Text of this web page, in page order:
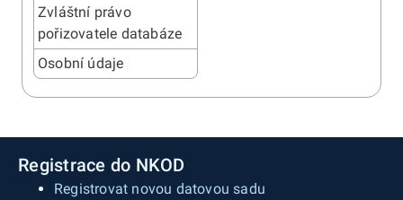
Zvláštní právo
pořizovatele databáze
Osobní údaje
Registrace do NKOD
Registrovat novou datovou sadu